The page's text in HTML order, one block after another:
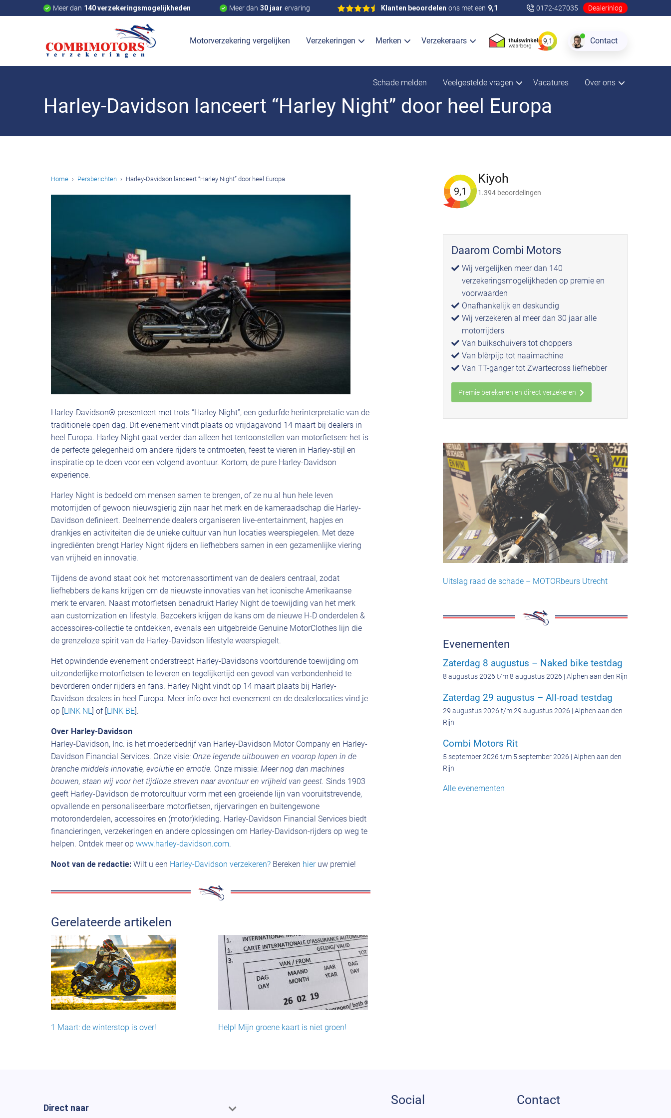
Meer dan 140 verzekeringsmogelijkheden Meer dan 30 jaar ervaring Klanten beoordelen ons met een 9,1 0172-427035 Dealerinlog
Motorverzekering vergelijken Verzekeringen Merken Verzekeraars 9,1 Contact
Schade melden Veelgestelde vragen Vacatures Over ons
Harley-Davidson lanceert “Harley Night” door heel Europa
Home Persberichten Harley-Davidson lanceert “Harley Night” door heel Europa
Harley-Davidson® presenteert met trots “Harley Night”, een gedurfde herinterpretatie van de
traditionele open dag. Dit evenement vindt plaats op vrijdagavond 14 maart bij dealers in
heel Europa. Harley Night gaat verder dan alleen het tentoonstellen van motorfietsen: het is
de perfecte gelegenheid om andere rijders te ontmoeten, feest te vieren in Harley-stijl en
inspiratie op te doen voor een volgend avontuur. Kortom, de pure Harley-Davidson
experience.
Harley Night is bedoeld om mensen samen te brengen, of ze nu al hun hele leven
motorrijden of gewoon nieuwsgierig zijn naar het merk en de kameraadschap die Harley-
Davidson definieert. Deelnemende dealers organiseren live-entertainment, hapjes en
drankjes en activiteiten die de unieke cultuur van hun locaties weerspiegelen. Met deze
ingrediënten brengt Harley Night rijders en liefhebbers samen in een gezamenlijke viering
van vrijheid en innovatie.
Tijdens de avond staat ook het motorenassortiment van de dealers centraal, zodat
liefhebbers de kans krijgen om de nieuwste innovaties van het iconische Amerikaanse
merk te ervaren. Naast motorfietsen benadrukt Harley Night de toewijding van het merk
aan customization en lifestyle. Bezoekers krijgen de kans om de nieuwe H-D onderdelen &
accessoires-collectie te ontdekken, evenals een uitgebreide Genuine MotorClothes lijn die
de grenzeloze spirit van de Harley-Davidson lifestyle weerspiegelt.
Het opwindende evenement onderstreept Harley-Davidsons voortdurende toewijding om
uitzonderlijke motorfietsen te leveren en tegelijkertijd een gevoel van verbondenheid te
bevorderen onder rijders en fans. Harley Night vindt op 14 maart plaats bij Harley-
Davidson-dealers in heel Europa. Meer info over het evenement en de dealerlocaties vind je
op [ LINK NL ] of [ LINK BE ].
Over Harley-Davidson
Harley-Davidson, Inc. is het moederbedrijf van Harley-Davidson Motor Company en Harley-
Davidson Financial Services. Onze visie: Onze legende uitbouwen en voorop lopen in de
branche middels innovatie, evolutie en emotie. Onze missie: Meer nog dan machines
bouwen, staan wij voor het tijdloze streven naar avontuur en vrijheid van geest. Sinds 1903
geeft Harley-Davidson de motorcultuur vorm met een groeiende lijn van vooruitstrevende,
opvallende en personaliseerbare motorfietsen, rijervaringen en buitengewone
motoronderdelen, accessoires en (motor)kleding. Harley-Davidson Financial Services biedt
financieringen, verzekeringen en andere oplossingen om Harley-Davidson-rijders op weg te
helpen. Ontdek meer op www.harley-davidson.com.
Noot van de redactie: Wilt u een Harley-Davidson verzekeren? Bereken hieruw premie!
Gerelateerde artikelen
1 Maart: de winterstop is over! Help! Mijn groene kaart is niet groen!
9,1
Kiyoh
1.394 beoordelingen
Daarom Combi Motors
Wij vergelijken meer dan 140
verzekeringsmogelijkheden op premie en
voorwaarden
Onafhankelijk en deskundig
Wij verzekeren al meer dan 30 jaar alle
motorrijders
Van buikschuivers tot choppers
Van blèrpijp tot naaimachine
Van TT-ganger tot Zwartecross liefhebber
Premie berekenen en direct verzekeren
Uitslag raad de schade – MOTORbeurs Utrecht
Evenementen
Zaterdag 8 augustus – Naked bike testdag
8 augustus 2026 t/m 8 augustus 2026 | Alphen aan den Rijn
Zaterdag 29 augustus – All-road testdag
29 augustus 2026 t/m 29 augustus 2026 | Alphen aan den
Rijn
Combi Motors Rit
5 september 2026 t/m 5 september 2026 | Alphen aan den
Rijn
Alle evenementen
Direct naar
Social Contact